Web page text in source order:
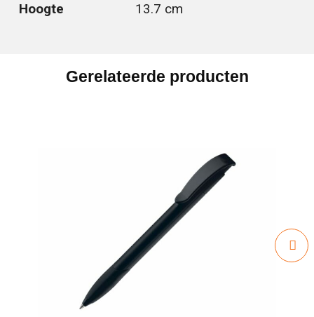
Hoogte 13.7 cm
Gerelateerde producten